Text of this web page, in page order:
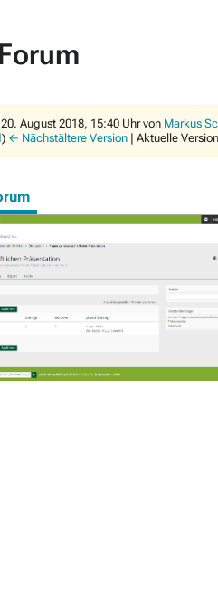
August 2018, 15:40 Uhr von Markus
) ← Nächstältere Version | Aktuelle